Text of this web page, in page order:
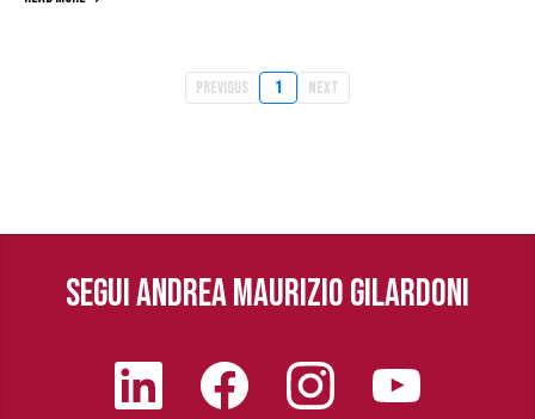
Previous 1 Next
SEGUI ANDREA MAURIZIO GILARDONI